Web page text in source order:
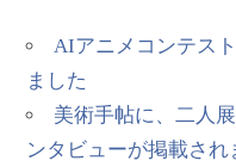
AIアニメコンテス
ました
美術手帖に、二人
ンタビューが掲載され